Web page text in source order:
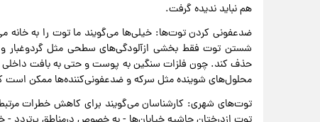
هم نباید ندیده گرفت.
ضدعفونی کردن توت‌ها: خیلی‌ها می‌گویند ما توت را به
شستن توت فقط بخشی ازآلودگی‌های سطحی مثل گردوغبار و
حذف کند. چون فلزات سنگین به پوست و حتی به بافت داخلی
محلول‌های شوینده مثل سرکه و ضدعفونی‌کننده‌ها ممکن است
توت‌های شهری: کارشناسان می‌گویند برای کاهش خطرات